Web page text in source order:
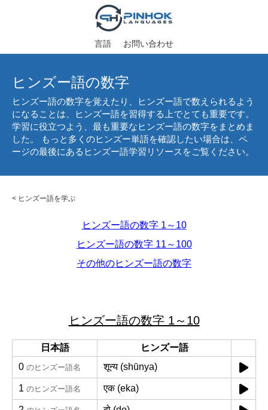
言語 お問い合わせ
ヒンズー語の数字
ヒンズー語の数字を覚えたり、ヒンズー語で数えられるよう
になることは、ヒンズー語を習得する上でとても重要です。
学習に役立つよう、最も重要なヒンズー語の数字をまとめま
した。 もっと多くのヒンズー単語を確認したい場合は、ペ
ージの最後にあるヒンズー語学習リソースをご覧ください。
< ヒンズー語を学ぶ
ヒンズー語の数字 1～10
ヒンズー語の数字 11～100
その他のヒンズー語の数字
ヒンズー語の数字 1～10
日本語
ヒンズー語
0 のヒンズー語名 शून्य (shūnya)
1 のヒンズー語名 एक (eka)